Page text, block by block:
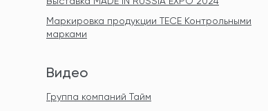
Маркировка продукции TECE Контрольными
марками
Видео
Группа компаний Тайм